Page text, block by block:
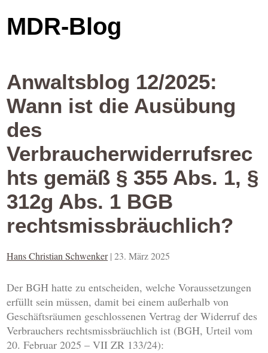
MDR-Blog
Anwaltsblog 12/2025:
Wann ist die Ausübung
des
Verbraucherwiderrufsrec
hts gemäß § 355 Abs. 1, §
312g Abs. 1 BGB
rechtsmissbräuchlich?
Hans Christian Schwenker |23. März 2025
Der BGH hatte zu entscheiden, welche Voraussetzungen
erfüllt sein müssen, damit bei einem außerhalb von
Geschäftsräumen geschlossenen Vertrag der Widerruf des
Verbrauchers rechtsmissbräuchlich ist (BGH, Urteil vom
20. Februar 2025 – VII ZR 133/24):